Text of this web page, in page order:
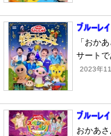
「おか
サート
2023年
おかあ